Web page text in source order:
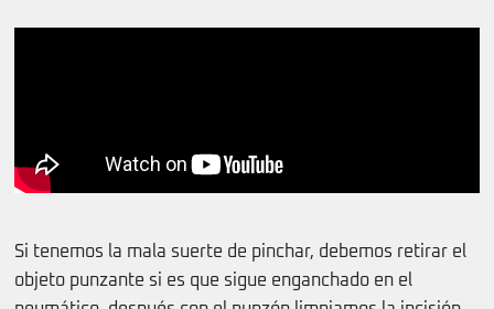
Si tenemos la mala suerte de pinchar, debemos retirar el
objeto punzante si es que sigue enganchado en el